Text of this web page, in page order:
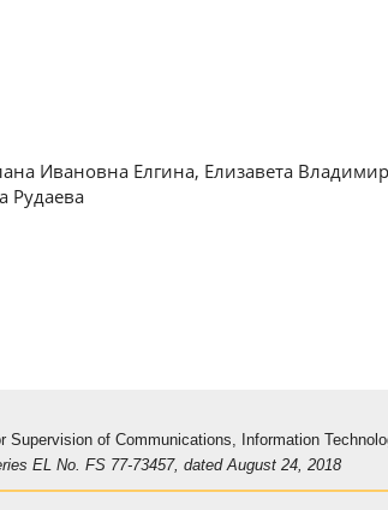
Ивановна Елгина, Елизавета
Рудаева
of Communications, Information
EL No. FS 77-73457, dated August 24, 2018